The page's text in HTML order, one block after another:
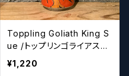
Toppling Goliath King S
ue /トップリンゴライアス
キング スー 【クラフトビー
ル】
¥1,220